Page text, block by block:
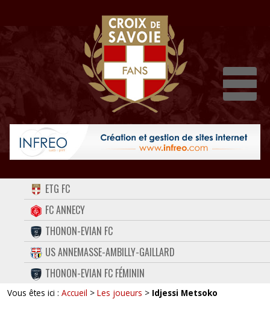
ACCUEIL
FORUM
CONTACT
FACEBOOK
TWITTER
ETG FC
FC ANNECY
THONON-EVIAN FC
US ANNEMASSE-AMBILLY-GAILLARD
THONON-EVIAN FC FÉMININ
Vous êtes ici : Accueil > Les joueurs > Idjessi Metsoko